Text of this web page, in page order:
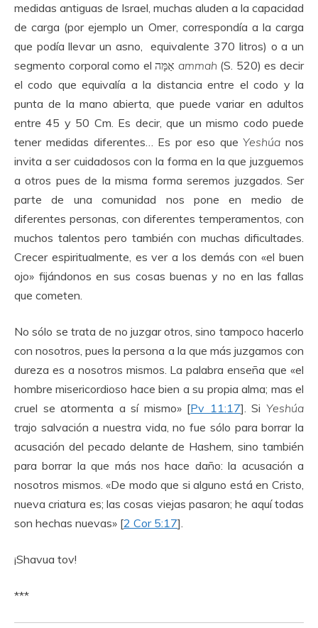
medidas antiguas de Israel, muchas aluden a la capacidad
de carga (por ejemplo un Omer, correspondía a la carga
que podía llevar un asno, equivalente 370 litros) o a un
ammah (S. 520) es decir
el codo que equivalía a la distancia entre el codo y la
punta de la mano abierta, que puede variar en adultos
entre 45 y 50 Cm. Es decir, que un mismo codo puede
tener medidas diferentes… Es por eso queYeshúa nos
invita a ser cuidadosos con la forma en la que juzguemos
a otros pues de la misma forma seremos juzgados. Ser
parte de una comunidad nos pone en medio de
diferentes personas, con diferentes temperamentos, con
muchos talentos pero también con muchas dificultades.
Crecer espiritualmente, es ver a los demás con «el buen
ojo» fijándonos en sus cosas buenas y no en las fallas
que cometen.
No sólo se trata de no juzgar otros, sino tampoco hacerlo
con nosotros, pues la persona a la que más juzgamos con
dureza es a nosotros mismos. La palabra enseña que «el
hombre misericordioso hace bien a su propia alma; mas el
cruel se atormenta a sí mismo» [Pv 11:17]. SiYeshúa
trajo salvación a nuestra vida, no fue sólo para borrar la
acusación del pecado delante de Hashem, sino también
para borrar la que más nos hace daño: la acusación a
nosotros mismos. «De modo que si alguno está en Cristo,
nueva criatura es; las cosas viejas pasaron; he aquí todas
son hechas nuevas» [2 Cor 5:17].
¡Shavua tov!
***